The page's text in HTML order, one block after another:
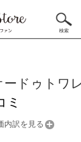
検索
ドゥトワ
ミ
内訳を見る